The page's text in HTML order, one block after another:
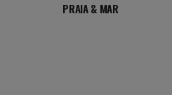
PRAIA & MAR